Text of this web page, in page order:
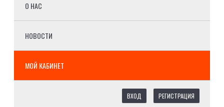
О НАС
НОВОСТИ
МОЙ КАБИНЕТ
ВХОД РЕГИСТРАЦИЯ